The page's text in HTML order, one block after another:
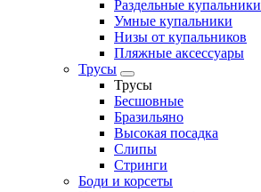
Раздельные купальники
Умные купальники
Низы от купальников
Пляжные аксессуары
Трусы
Трусы
Бесшовные
Бразильяно
Высокая посадка
Слипы
Стринги
Боди и корсеты